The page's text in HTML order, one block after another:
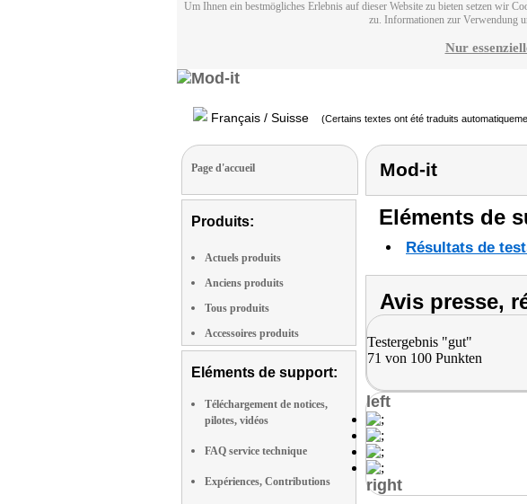
Um Ihnen ein bestmögliches Erlebnis auf dieser Website zu bieten setzen wir
zu. Informationen zur Verwendung
Nur
Français / Suisse (Certains textes ont été traduits
Page d'accueil
Produits:
Actuels produits
Anciens produits
Tous produits
Accessoires produits
Eléments de support:
Téléchargement de notices,
pilotes, vidéos
FAQ service technique
Expériences, Contributions
Mod-it
Eléments de
Résultats de
Avis presse,
Testergebnis "gut"
71 von 100 Punkten
left
right